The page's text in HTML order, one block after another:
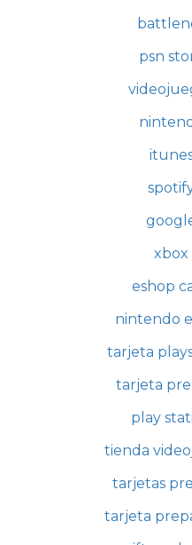
psn
xbox
eshop
nintendo
tarjeta
tarjeta
play
tienda
tarjetas
tarjeta